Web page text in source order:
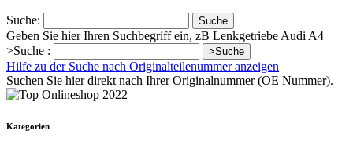
Suche: Suche
Geben Sie hier Ihren Suchbegriff ein, zB Lenkgetriebe Audi A4
>Suche :
>Suche
Hilfe zu der Suche nach Originalteilenummer anzeigen
Suchen Sie hier direkt nach Ihrer Originalnummer (OE Nummer).
Kategorien